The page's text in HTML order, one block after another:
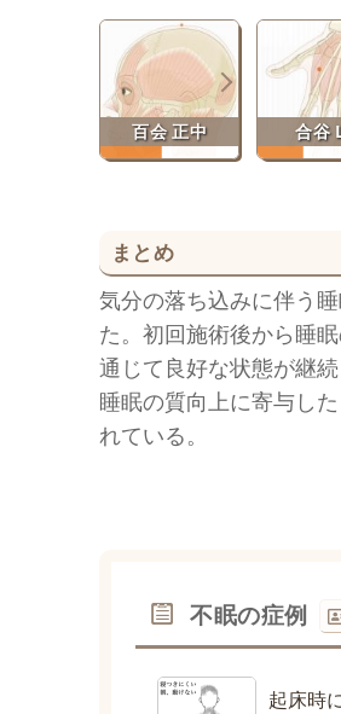
百会 正中 合谷
まとめ
気分の落ち込みに伴う
た。初回施術後から睡
通じて良好な状態が継
睡眠の質向上に寄与し
れている。
不眠の症例
起床時